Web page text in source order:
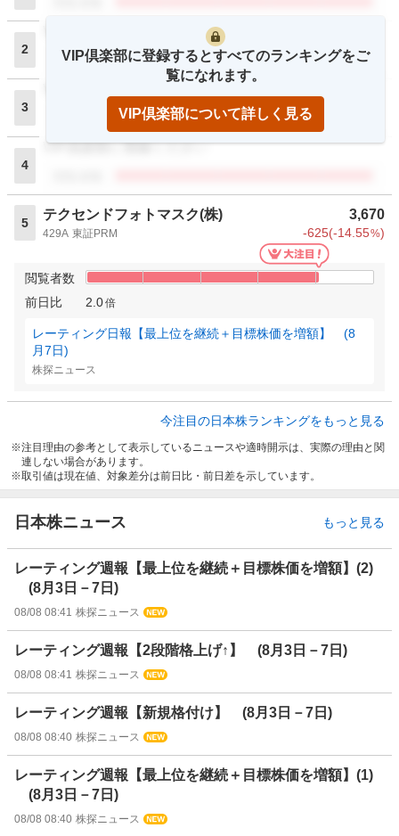
2
VIP倶楽部に登録ください
閲覧者数
3
4
VIP倶楽部に登録ください
5
テクセンドフォトマスク(株) 3,670
429A 東証PRM -625(-14.55%)
閲覧者数
前日比
2.0倍
レーティング日報【最上位を継続＋目標株価を増額】 (8
月7日)
株探ニュース
VIP倶楽部に登録するとすべてのランキングをご
覧になれます。
VIP倶楽部について詳しく見る
今注目の日本株ランキングをもっと見る
注目理由の参考として表示しているニュースや適時開示は、実際の理由と関
連しない場合があります。
取引値は現在値、対象差分は前日比・前日差を示しています。
日本株ニュース もっと見る
レーティング週報【最上位を継続＋目標株価を増額】(2)
(8月3日－7日)
08/08 08:41 株探ニュース
レーティング週報【2段階格上げ↑】 (8月3日－7日)
08/08 08:41 株探ニュース
レーティング週報【新規格付け】 (8月3日－7日)
08/08 08:40 株探ニュース
レーティング週報【最上位を継続＋目標株価を増額】(1)
(8月3日－7日)
08/08 08:40 株探ニュース